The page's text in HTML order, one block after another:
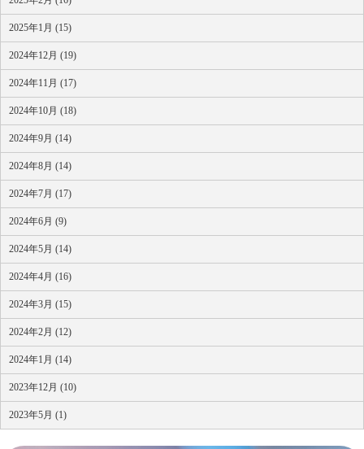
2025年1月 (15)
2024年12月 (19)
2024年11月 (17)
2024年10月 (18)
2024年9月 (14)
2024年8月 (14)
2024年7月 (17)
2024年6月 (9)
2024年5月 (14)
2024年4月 (16)
2024年3月 (15)
2024年2月 (12)
2024年1月 (14)
2023年12月 (10)
2023年5月 (1)